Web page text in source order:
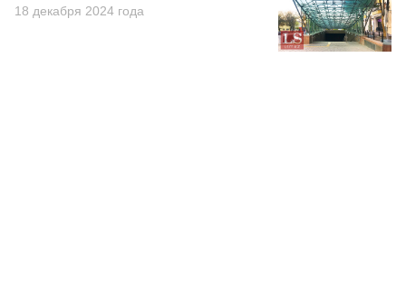
18 декабря 2024 года